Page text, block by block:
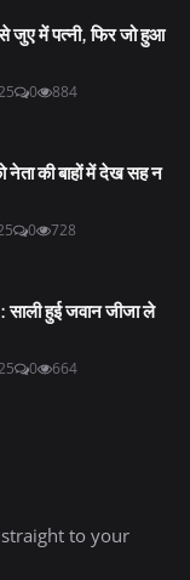
से जुए में पत्नी, फिर जो हुआ
0 884
की बाहों में देख सह न
0 728
हुई जवान जीजा ले
0 664
to your